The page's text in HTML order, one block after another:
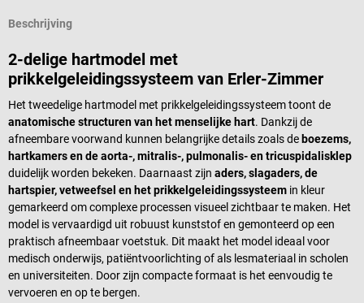
Beschrijving
2-delige hartmodel met
prikkelgeleidingssysteem van Erler-Zimmer
Het tweedelige hartmodel met prikkelgeleidingssysteem toont de
anatomische structuren van het menselijke hart. Dankzij de
afneembare voorwand kunnen belangrijke details zoals de boezems,
hartkamers en de aorta-, mitralis-, pulmonalis- en tricuspidalisklep
duidelijk worden bekeken. Daarnaast zijn aders, slagaders, de
hartspier, vetweefsel en het prikkelgeleidingssysteem in kleur
gemarkeerd om complexe processen visueel zichtbaar te maken. Het
model is vervaardigd uit robuust kunststof en gemonteerd op een
praktisch afneembaar voetstuk. Dit maakt het model ideaal voor
medisch onderwijs, patiëntvoorlichting of als lesmateriaal in scholen
en universiteiten. Door zijn compacte formaat is het eenvoudig te
vervoeren en op te bergen.